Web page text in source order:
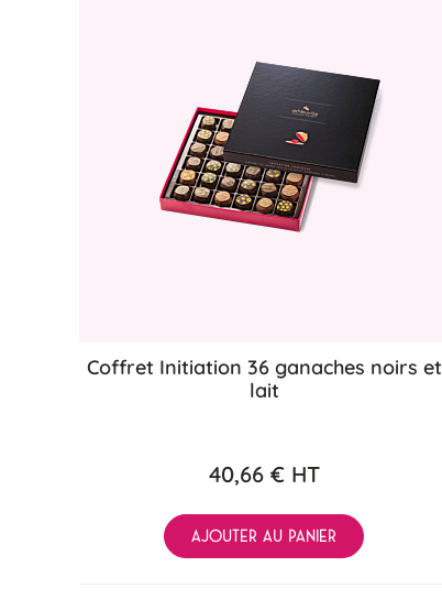
Coffret Initiation 36 ganaches noirs et
lait
40,66 €HT
AJOUTER AU PANIER